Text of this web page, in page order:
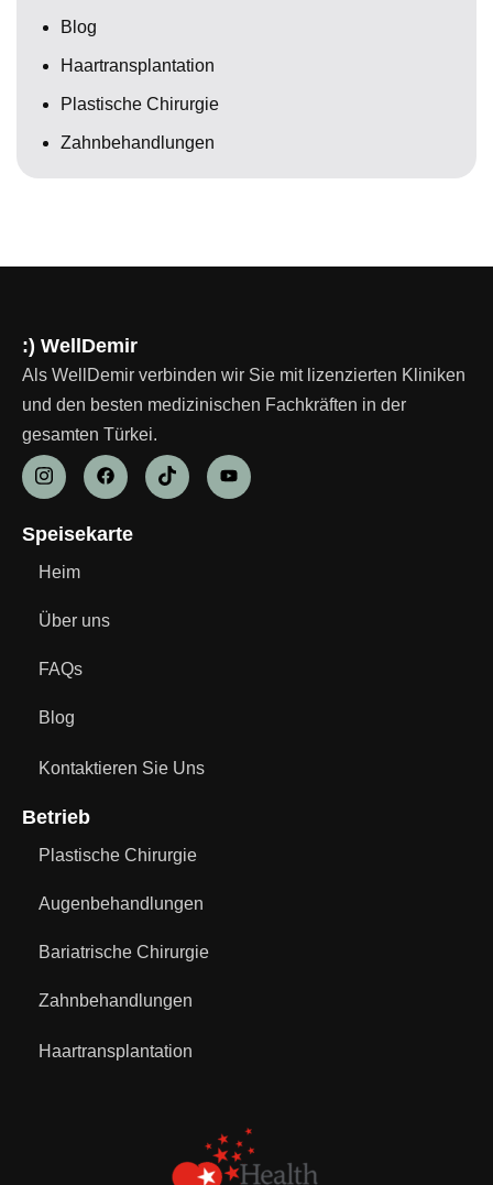
Blog
Haartransplantation
Plastische Chirurgie
Zahnbehandlungen
:) WellDemir
Als WellDemir verbinden wir Sie mit lizenzierten Kliniken
und den besten medizinischen Fachkräften in der
gesamten Türkei.
Speisekarte
Heim
Über uns
FAQs
Blog
Kontaktieren Sie Uns
Betrieb
Plastische Chirurgie
Augenbehandlungen
Bariatrische Chirurgie
Zahnbehandlungen
Haartransplantation